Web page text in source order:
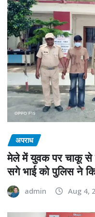
अपराध
मेले में युवक पर चाकू से
सगे भाई को पुलिस ने
admin Aug 4,